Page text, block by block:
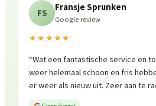
FS Fransje Sprunken
Google review
★★★★★
“Wat een fantastische service en
weer helemaal schoon en fris
er weer als nieuw uit. Zeer aan te